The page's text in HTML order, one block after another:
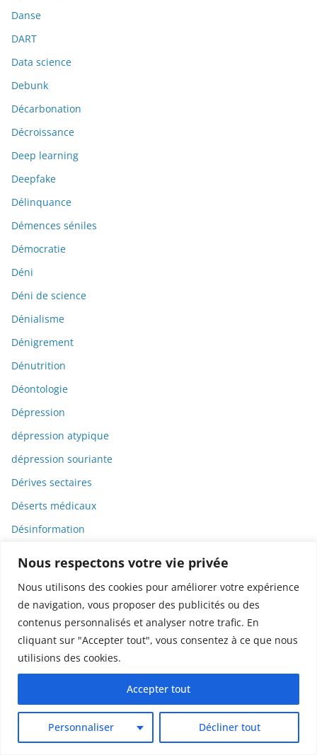
Nous respectons votre vie privée
Nous utilisons des cookies pour améliorer votre expérience
de navigation, vous proposer des publicités ou des
contenus personnalisés et analyser notre trafic. En
cliquant sur "Accepter tout", vous consentez à ce que nous
utilisions des cookies.
Personnaliser Décliner tout
Accepter tout
Danse
DART
Data science
Debunk
Décarbonation
Décroissance
Deep learning
Deepfake
Délinquance
Démences séniles
Démocratie
Déni
Déni de science
Dénialisme
Dénigrement
Dénutrition
Déontologie
Dépression
dépression atypique
dépression souriante
Dérives sectaires
Déserts médicaux
Désinformation
Déterminisme
Detox
Dette
DGCCRF
Diabète